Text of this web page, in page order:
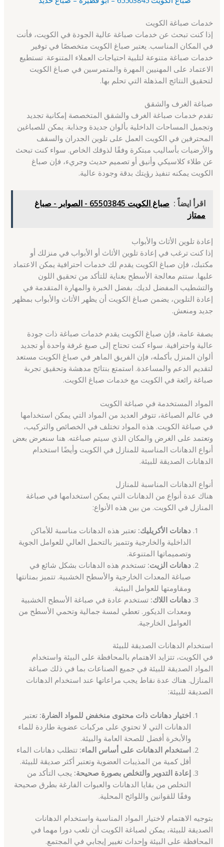
خدمات صباغة الكويت
إذا كنت تبحث عن خدمات صباغة عالية الجودة في الكويت، فأنت
في المكان المناسب. يعتبر صباغ الكويت متخصصًا في توفير
خدمات صباغة متنوعة لتلبية احتياجات العملاء المتنوعة. تستطيع
الاعتماد على المهنيين المهرة والمتمرسين في صباغ الكويت
لتحقيق النتائج المذهلة التي تحلم بها.
صباغة الغرف والشقق
تقدم خدمات صباغة الغرف والشقق المتخصصة إمكانية تجديد
وتجميل المساحات الداخلية بألوان جديدة وجذابة. يمكن للصباغين
المحترفين في الكويت العمل على تلوين الجدران والسقف
والأرضيات بأساليب مبتكرة وفقًا لذوقك الخاص. سواء كنت تبحث
عن طلاء كلاسيكي وأنيق أو تصميم حديث وجريء، فإن صباغ
الكويت يمكنه تنفيذ رؤيتك بدقة وجودة عالية.
اقرأ ايضاً :
صباغ الكويت 65503845 - الصوابر - صباغ
ممتاز
إعادة تلوين الأثاث والأبواب
إذا كنت ترغب في إعادة تلوين الأثاث أو الأبواب في منزلك أو
مكتبك، فإن صباغ الكويت يقدم لك خدمات احترافية يمكن الاعتماد
عليها. ستتم معالجة الأسطح بعناية للتأكد من تحقيق اللون
والتشطيب المفضل لديك. بفضل الخبرة والمهارة المتقدمة في
إعادة التلوين، يضمن صباغ الكويت أن يظهر الأثاث والأبواب بمظهر
جديد ومنعش.
بصفة عامة، فإن صباغ الكويت يقدم خدمات صباغة ذات جودة
عالية واحترافية. سواء كنت تحتاج إلى صبغ غرفة واحدة أو تجديد
ألوان المنزل بأكمله، فإن الفريق الماهر في صباغ الكويت مستعد
لتقديم الدعم والمساعدة. استمتع بنتائج مدهشة وتحقيق تجربة
صباغة رائعة في الكويت مع خدمات صباغ الكويت.
المواد المستخدمة في صباغة الكويت
في عالم الصباغة، تتوفر العديد من المواد التي يمكن استخدامها
في صباغة الكويت. هذه المواد تختلف في الخصائص والتركيب،
وتعتمد على الغرض والمكان الذي سيتم صباغته. هنا سنعرض بعض
أنواع الدهانات المناسبة للمنازل في الكويت وأيضًا استخدام
الدهانات الصديقة للبيئة.
أنواع الدهانات المناسبة للمنازل
هناك عدة أنواع من الدهانات التي يمكن استخدامها في صباغة
المنازل في الكويت. من بين هذه الأنواع:
دهانات الأكريليك: تعتبر هذه الدهانات مناسبة للأماكن
الداخلية والخارجية وتتميز بالتحمل العالي للعوامل الجوية
وتصميماتها المتنوعة.
دهانات الزيت: تستخدم هذه الدهانات بشكل شائع في
صباغة المعدات الخارجية والأسطح الخشبية. تتميز بمتانتها
ومقاومتها للعوامل البيئية.
دهانات اللاك: تستخدم عادة في صباغة الأسطح الخشبية
ومعدات الديكور. تعطي لمسة جمالية وتحمي الأسطح من
العوامل الخارجية.
استخدام الدهانات الصديقة للبيئة
في الكويت، تتزايد الاهتمام بالمحافظة على البيئة واستخدام
المواد الصديقة للبيئة في جميع الصناعات بما في ذلك صباغة
المنازل. هناك عدة نقاط يجب مراعاتها عند استخدام الدهانات
الصديقة للبيئة:
اختيار دهانات ذات محتوى منخفض للمواد الضارة: تعتبر
الدهانات التي لا تحتوي على مركبات عضوية طاردة للماء
والأبخرة أفضل للصحة العامة والبيئة.
استخدام الدهانات على أساس الماء: تتطلب دهانات الماء
أقل كمية من المذيبات العضوية وتعتبر أكثر صديقة للبيئة.
إعادة التدوير والتخلص بصورة صحيحة: يجب التأكد من
التخلص من بقايا الدهانات والعبوات الفارغة بطرق صحيحة
وفقًا للقوانين واللوائح المحلية.
بتوجيه الاهتمام لاختيار المواد المناسبة واستخدام الدهانات
الصديقة للبيئة، يمكن لصباغة الكويت أن تلعب دورا مهما في
المحافظة على البيئة وإحداث تغيير إيجابي في المجتمع.